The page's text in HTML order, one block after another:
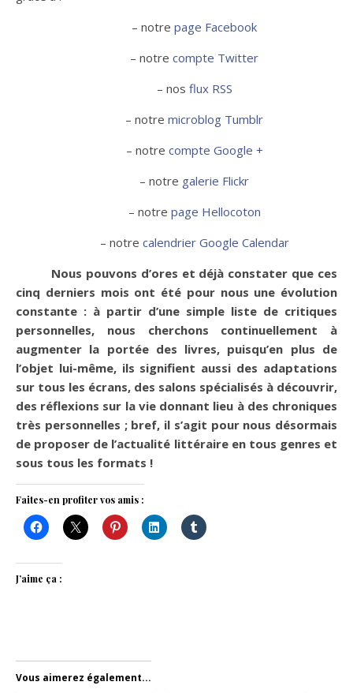
– notre page Facebook
– notre compte Twitter
– nos flux RSS
– notre microblog Tumblr
– notre compte Google +
– notre galerie Flickr
– notre page Hellocoton
– notre calendrier Google Calendar
Nous pouvons d’ores et déjà constater que ces
cinq derniers mois ont été pour nous une évolution
constante : à partir d’une simple liste de critiques
personnelles, nous cherchons continuellement à
augmenter la portée des livres, puisqu’en plus de
l’objet lui-même, ils signifient aussi des adaptations
sur tous les écrans, des salons spécialisés à découvrir,
des réflexions sur la vie donnant lieu à des chroniques
très personnelles ; bref, il s’agit pour nous désormais
de proposer de l’actualité littéraire en tous genres et
sous tous les formats !
Faites-en profiter vos amis :
J’aime ça :
Vous aimerez également...